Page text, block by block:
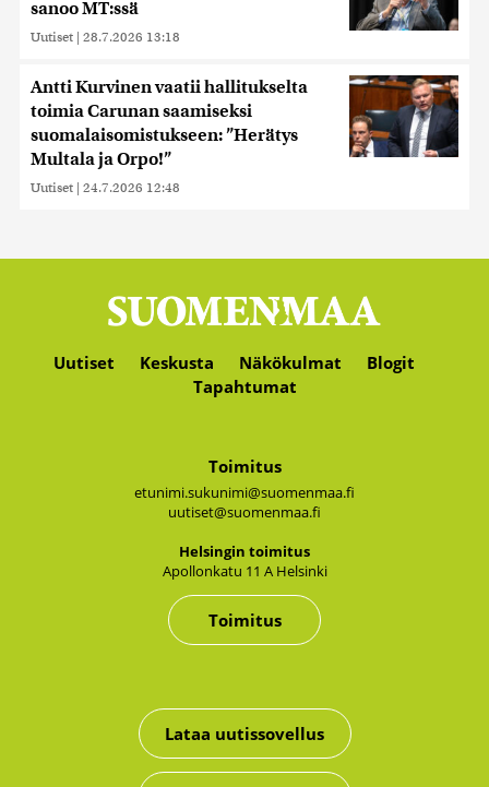
sanoo MT:ssä
Uutiset | 28.7.2026 13:18
Antti Kurvinen vaatii hallitukselta
toimia Carunan saamiseksi
suomalaisomistukseen: ”Herätys
Multala ja Orpo!”
Uutiset | 24.7.2026 12:48
Uutiset Keskusta Näkökulmat
Blogit
Tapahtumat
Toimitus
etunimi.sukunimi@suomenmaa.fi
uutiset@suomenmaa.fi
Hel­sin­gin toi­mi­tus
Apol­lon­ka­tu 11 A Hel­sin­ki
Toimitus
Lataa uutissovellus